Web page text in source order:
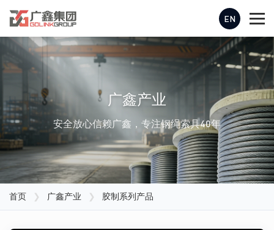
EN
广鑫产业
安全放心信赖广鑫，专注钢绳索具40年
首页 ❯ 广鑫产业 ❯ 胶制系列产品